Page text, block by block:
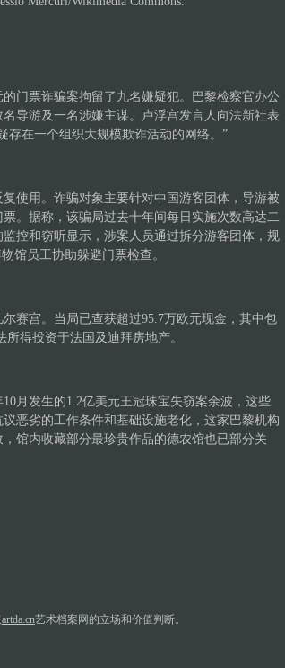
门票诈骗案拘留了九名嫌疑犯。巴黎检察官办公
导游及一名涉嫌主谋。卢浮宫发言人向法新社表
存在一个组织大规模欺诈活动的网络。”
使用。诈骗对象主要针对中国游客团体，导游被
。据称，该骗局过去十年间每日实施次数高达二
控和窃听显示，涉案人员通过拆分游客团体，规
馆员工协助躲避门票检查。
赛宫。当局已查获超过95.7万欧元现金，其中包
得投资于法国及迪拜房地产。
月发生的1.2亿美元王冠珠宝失窃案余波，这些
恶劣的工作条件和基础设施老化，这家巴黎机构
馆内收藏部分最珍贵作品的德农馆也已部分关
artda.cn艺术档案网的立场和价值判断。